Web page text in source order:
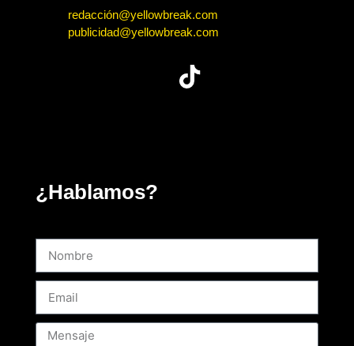
redacción@yellowbreak.com
publicidad@yellowbreak.com
¿Hablamos?